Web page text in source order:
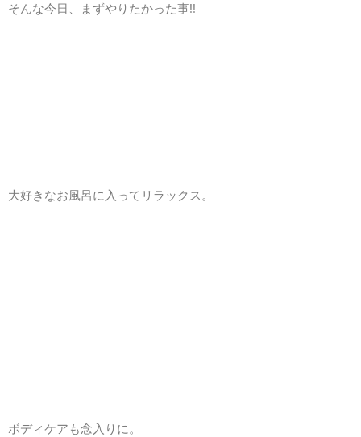
そんな今日、まずやりたかった事!!
大好きなお風呂に入ってリラックス。
ボディケアも念入りに。